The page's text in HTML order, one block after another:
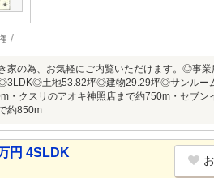
家の為、お気軽にご内覧いただけます。◎事
土地53.82坪◎建物29.29坪◎サンルー
・クスリのアオキ神照店まで約750m・セブ
約850m
円 4SLDK